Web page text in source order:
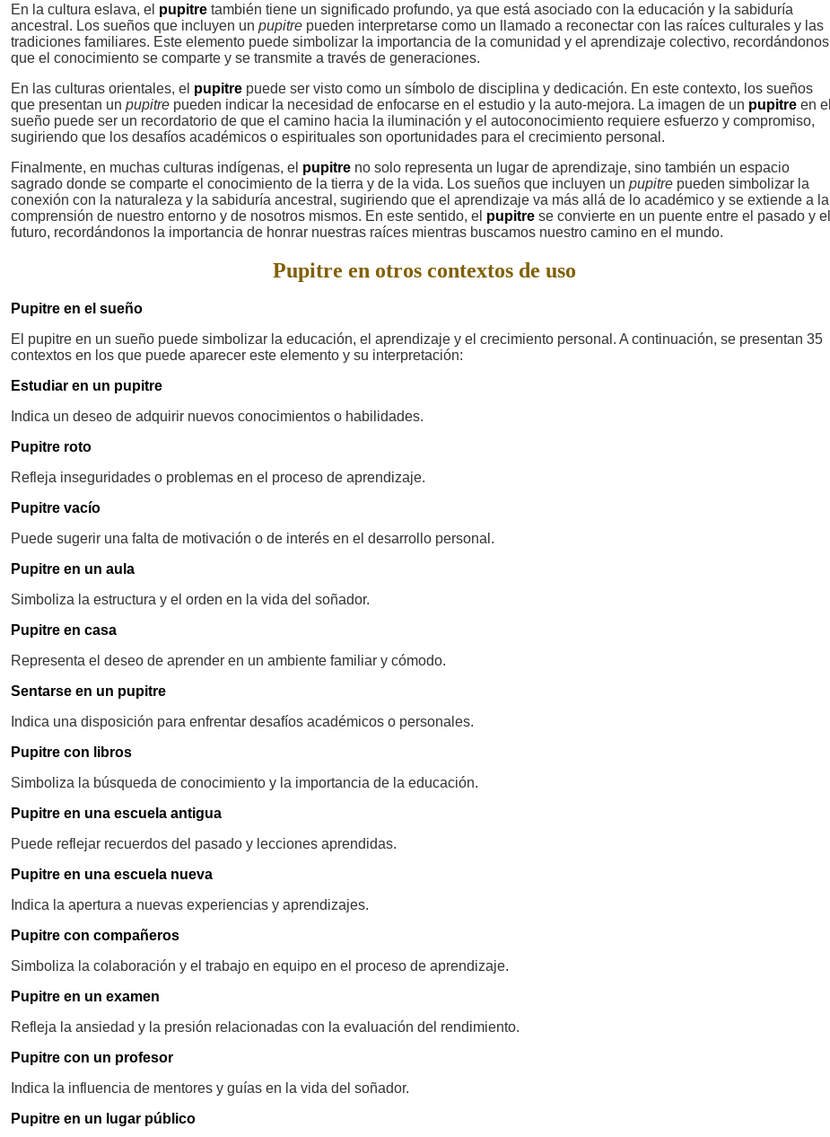
En la cultura eslava, el pupitre también tiene un significado profundo, ya que está asociado con la educación y la sabiduría
ancestral. Los sueños que incluyen un pupitre pueden interpretarse como un llamado a reconectar con las raíces culturales y las
tradiciones familiares. Este elemento puede simbolizar la importancia de la comunidad y el aprendizaje colectivo, recordándonos
que el conocimiento se comparte y se transmite a través de generaciones.
En las culturas orientales, el pupitre puede ser visto como un símbolo de disciplina y dedicación. En este contexto, los sueños
que presentan un pupitre pueden indicar la necesidad de enfocarse en el estudio y la auto-mejora. La imagen de un pupitre en el
sueño puede ser un recordatorio de que el camino hacia la iluminación y el autoconocimiento requiere esfuerzo y compromiso,
sugiriendo que los desafíos académicos o espirituales son oportunidades para el crecimiento personal.
Finalmente, en muchas culturas indígenas, el pupitre no solo representa un lugar de aprendizaje, sino también un espacio
sagrado donde se comparte el conocimiento de la tierra y de la vida. Los sueños que incluyen un pupitre pueden simbolizar la
conexión con la naturaleza y la sabiduría ancestral, sugiriendo que el aprendizaje va más allá de lo académico y se extiende a la
comprensión de nuestro entorno y de nosotros mismos. En este sentido, el pupitre se convierte en un puente entre el pasado y el
futuro, recordándonos la importancia de honrar nuestras raíces mientras buscamos nuestro camino en el mundo.
Pupitre en otros contextos de uso
Pupitre en el sueño
El pupitre en un sueño puede simbolizar la educación, el aprendizaje y el crecimiento personal. A continuación, se presentan 35
contextos en los que puede aparecer este elemento y su interpretación:
Estudiar en un pupitre
Indica un deseo de adquirir nuevos conocimientos o habilidades.
Pupitre roto
Refleja inseguridades o problemas en el proceso de aprendizaje.
Pupitre vacío
Puede sugerir una falta de motivación o de interés en el desarrollo personal.
Pupitre en un aula
Simboliza la estructura y el orden en la vida del soñador.
Pupitre en casa
Representa el deseo de aprender en un ambiente familiar y cómodo.
Sentarse en un pupitre
Indica una disposición para enfrentar desafíos académicos o personales.
Pupitre con libros
Simboliza la búsqueda de conocimiento y la importancia de la educación.
Pupitre en una escuela antigua
Puede reflejar recuerdos del pasado y lecciones aprendidas.
Pupitre en una escuela nueva
Indica la apertura a nuevas experiencias y aprendizajes.
Pupitre con compañeros
Simboliza la colaboración y el trabajo en equipo en el proceso de aprendizaje.
Pupitre en un examen
Refleja la ansiedad y la presión relacionadas con la evaluación del rendimiento.
Pupitre con un profesor
Indica la influencia de mentores y guías en la vida del soñador.
Pupitre en un lugar público